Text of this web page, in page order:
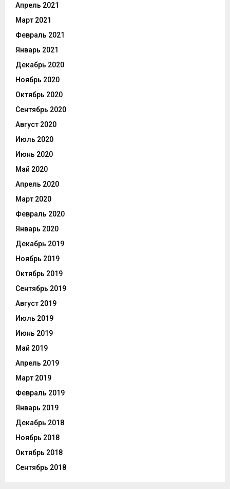
Апрель 2021
Март 2021
Февраль 2021
Январь 2021
Декабрь 2020
Ноябрь 2020
Октябрь 2020
Сентябрь 2020
Август 2020
Июль 2020
Июнь 2020
Май 2020
Апрель 2020
Март 2020
Февраль 2020
Январь 2020
Декабрь 2019
Ноябрь 2019
Октябрь 2019
Сентябрь 2019
Август 2019
Июль 2019
Июнь 2019
Май 2019
Апрель 2019
Март 2019
Февраль 2019
Январь 2019
Декабрь 2018
Ноябрь 2018
Октябрь 2018
Сентябрь 2018